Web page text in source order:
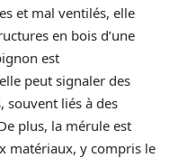
et mal ventilés, elle
en bois d’une
est
peut signaler des
souvent liés à des
plus, la mérule est
matériaux, y compris le